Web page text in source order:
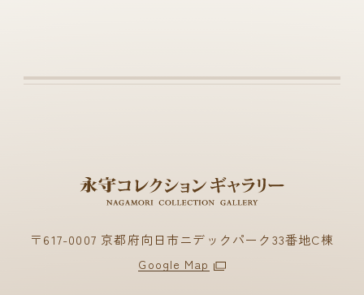
〒617-0007 京都府向日市ニデックパーク33番地C棟
Google Map